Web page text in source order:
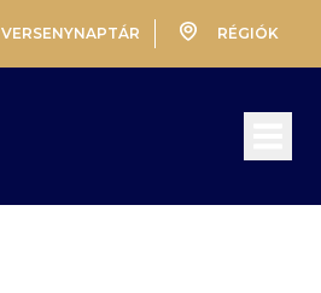
VERSENYNAPTÁR RÉGIÓK